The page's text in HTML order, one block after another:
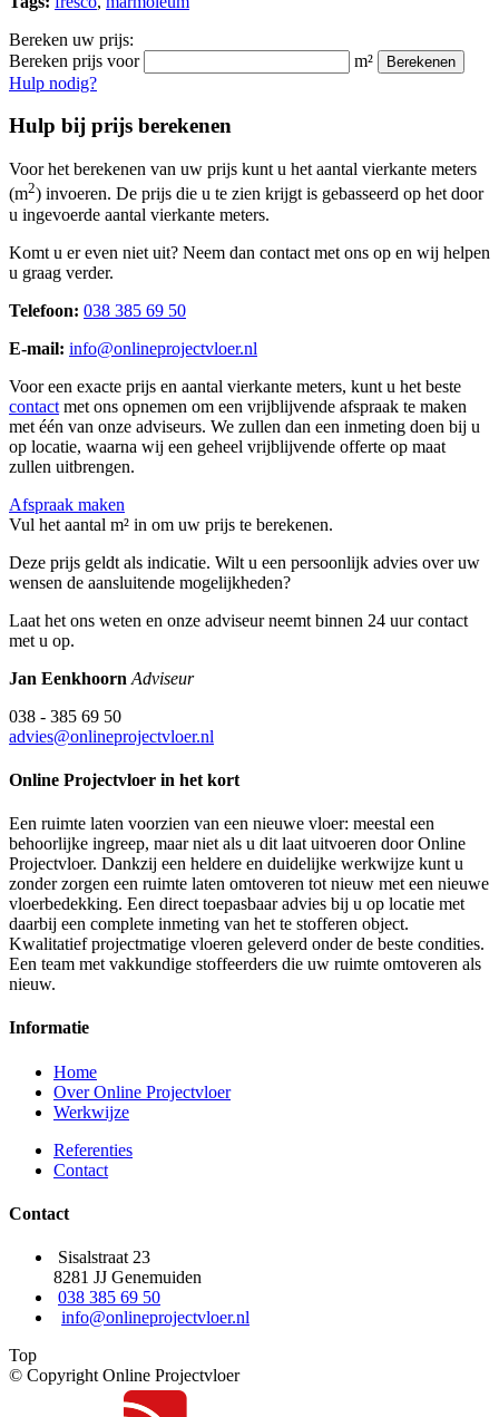
Bereken uw prijs:
Bereken prijs voor
m² Berekenen
Hulp nodig?
Hulp bij prijs berekenen
Voor het berekenen van uw prijs kunt u het aantal vierkante meters
(m2) invoeren. De prijs die u te zien krijgt is gebasseerd op het door
u ingevoerde aantal vierkante meters.
Komt u er even niet uit? Neem dan contact met ons op en wij helpen
u graag verder.
Telefoon: 038 385 69 50
E-mail: info@onlineprojectvloer.nl
Voor een exacte prijs en aantal vierkante meters, kunt u het beste
contact met ons opnemen om een vrijblijvende afspraak te maken
met één van onze adviseurs. We zullen dan een inmeting doen bij u
op locatie, waarna wij een geheel vrijblijvende offerte op maat
zullen uitbrengen.
Afspraak maken
Vul het aantal m² in om uw prijs te berekenen.
Deze prijs geldt als indicatie. Wilt u een persoonlijk advies over uw
wensen de aansluitende mogelijkheden?
Laat het ons weten en onze adviseur neemt binnen 24 uur contact
met u op.
Jan Eenkhoorn Adviseur
038 - 385 69 50
advies@onlineprojectvloer.nl
Online Projectvloer in het kort
Een ruimte laten voorzien van een nieuwe vloer: meestal een
behoorlijke ingreep, maar niet als u dit laat uitvoeren door Online
Projectvloer. Dankzij een heldere en duidelijke werkwijze kunt u
zonder zorgen een ruimte laten omtoveren tot nieuw met een nieuwe
vloerbedekking. Een direct toepasbaar advies bij u op locatie met
daarbij een complete inmeting van het te stofferen object.
Kwalitatief projectmatige vloeren geleverd onder de beste condities.
Een team met vakkundige stoffeerders die uw ruimte omtoveren als
nieuw.
Informatie
Home
Over Online Projectvloer
Werkwijze
Referenties
Contact
Contact
Sisalstraat 23
8281 JJ Genemuiden
038 385 69 50
info@onlineprojectvloer.nl
Top
© Copyright Online Projectvloer